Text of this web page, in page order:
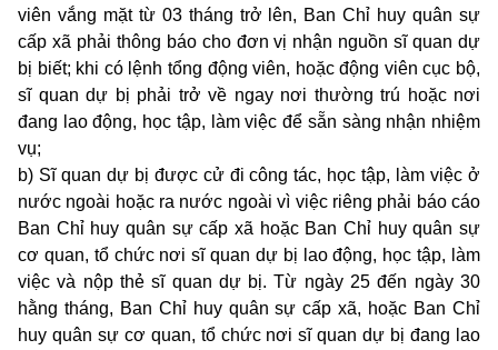
viên vắng mặt từ 03 tháng trở lên, Ban Chỉ huy quân sự
cấp xã phải thông báo cho đơn vị nhận nguồn sĩ quan dự
bị biết; khi có lệnh tổng động viên, hoặc động viên cục bộ,
sĩ quan dự bị phải trở về ngay nơi thường trú hoặc nơi
đang lao động, học tập, làm việc để sẵn sàng nhận nhiệm
vụ;
b) Sĩ quan dự bị được cử đi công tác, học tập, làm việc ở
nước ngoài hoặc ra nước ngoài vì việc riêng phải báo cáo
Ban Chỉ huy quân sự cấp xã hoặc Ban Chỉ huy quân sự
cơ quan, tổ chức nơi sĩ quan dự bị lao động, học tập, làm
việc và nộp thẻ sĩ quan dự bị. Từ ngày 25 đến ngày 30
hằng tháng, Ban Chỉ huy quân sự cấp xã, hoặc Ban Chỉ
huy quân sự cơ quan, tổ chức nơi sĩ quan dự bị đang lao